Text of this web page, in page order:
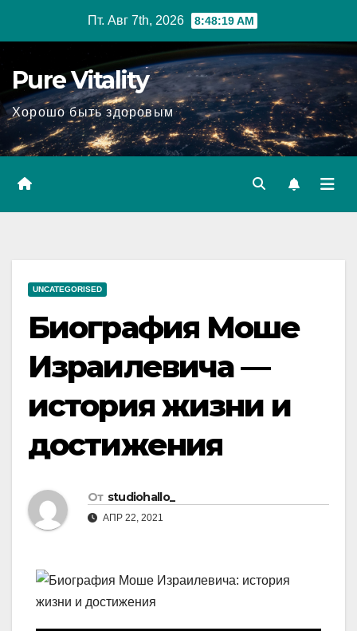
Пт. Авг 7th, 2026 8:48:20 AM
Pure Vitality
Хорошо быть здоровым
UNCATEGORISED
Биография Моше
Израилевича —
история жизни и
достижения
От studiohallo_
АПР 22, 2021